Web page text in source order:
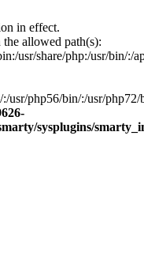
in effect.
allowed path(s):
usr/share/php:/usr/bin/
usr/php56/bin/:/usr/
sysplugins/